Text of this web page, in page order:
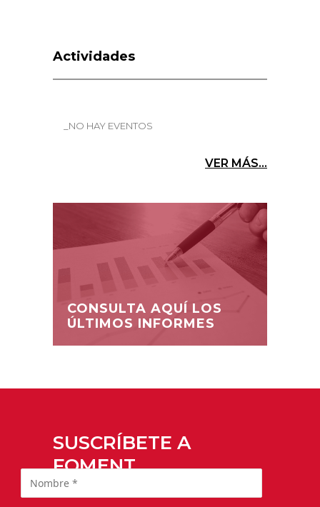
Actividades
_NO HAY EVENTOS
VER MÁS...
CONSULTA AQUÍ LOS
ÚLTIMOS INFORMES
SUSCRÍBETE A
FOMENT